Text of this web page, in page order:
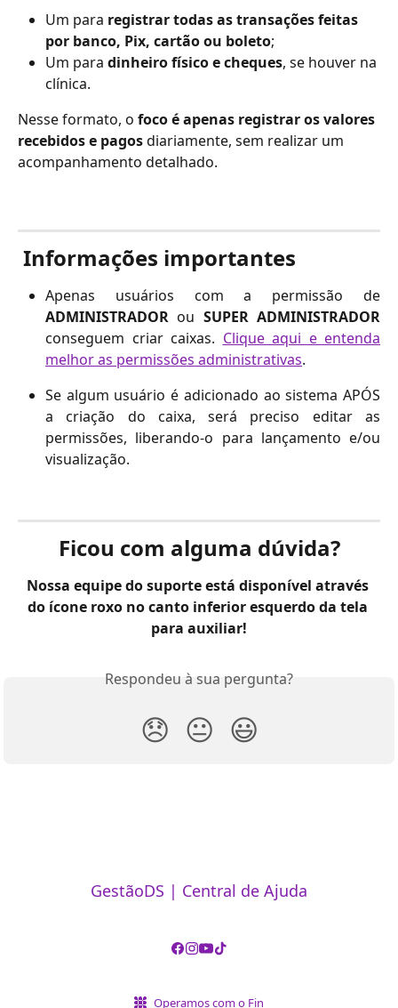
Um para registrar todas as transações feitas
por banco, Pix, cartão ou boleto;
Um para dinheiro físico e cheques, se houver na
clínica.
Nesse formato, o foco é apenas registrar os valores
recebidos e pagos diariamente, sem realizar um
acompanhamento detalhado.
Informações importantes
Apenas usuários com a permissão de
ADMINISTRADOR ou SUPER ADMINISTRADOR
conseguem criar caixas. Clique aqui e entenda
melhor as permissões administrativas.
Se algum usuário é adicionado ao sistema APÓS
a criação do caixa, será preciso editar as
permissões, liberando-o para lançamento e/ou
visualização.
Ficou com alguma dúvida?
Nossa equipe do suporte está disponível através
do ícone roxo no canto inferior esquerdo da tela
para auxiliar!
Respondeu à sua pergunta?
😞 😐 😃
GestãoDS | Central de Ajuda
Operamos com o Fin